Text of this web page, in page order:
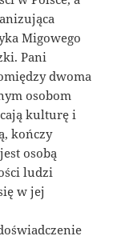
Migowego
Pani
dwoma
osobom
kulturę i
kończy
osobą
ludzi
w jej